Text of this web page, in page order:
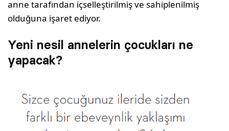
anne tarafından içselleştirilmiş ve sahiplenilmiş
olduğuna işaret ediyor.
Yeni nesil annelerin çocukları ne
yapacak?